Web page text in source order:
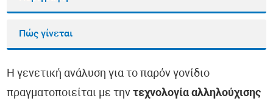
Πώς γίνεται
Η γενετική ανάλυση για το παρόν γονίδιο
πραγματοποιείται με τηντεχνολογία αλληλούχισης